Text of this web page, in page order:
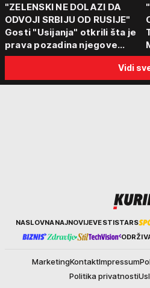
"ZELENSKI NE DOLAZI DA
ODVOJI SRBIJU OD RUSIJE"
Gosti "Usijanja" otkrili šta je
prava pozadina njegove
posete Beogradu
Vidi
KurirNASLOVNANAJNOVIJEVESTISTARS
MarketingKontaktImpressum
Politika privatnosti